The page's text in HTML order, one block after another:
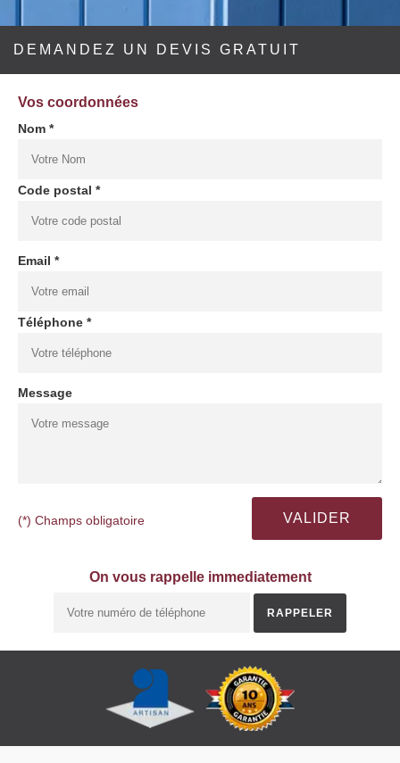
DEMANDEZ UN DEVIS GRATUIT
Vos coordonnées
Nom *
Code postal *
Email *
Téléphone *
Message
(*) Champs obligatoire
On vous rappelle immediatement